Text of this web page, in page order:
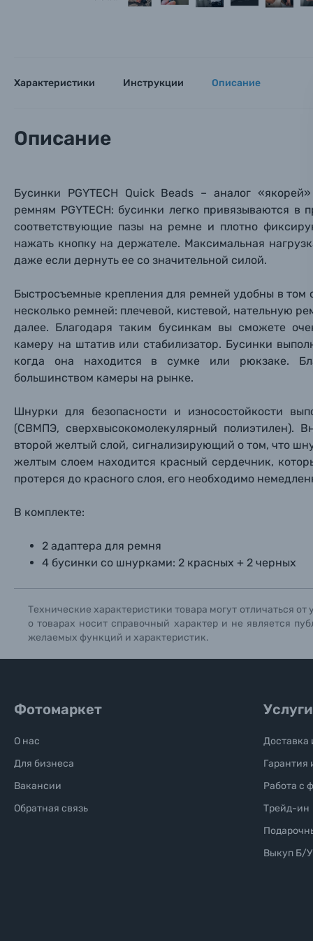
Ваш
Ваш
Видеокамеры
Вспышки для фотоаппаратов
Электроника
Материалы
Фоторамки
Фотоальбомы
Солнцезащитные очки
Б/У фототехника (Комиссионные товары)
Заказ
Вами с
Номер
Характеристики Инструкции Описание
Описание
Бусинки PGYTECH Quick Beads – аналог «якорей
ремням PGYTECH: бусинки легко привязываются в
соответствующие пазы на ремне и плотно
нажать кнопку на держателе. Максимальная
даже если дернуть ее со значительной силой.
Быстросъемные крепления для ремней удобны в том
несколько ремней: плечевой, кистевой, нательную
далее. Благодаря таким бусинкам вы сможете
камеру на штатив или стабилизатор. Бусинки
когда она находится в сумке или рюкзаке.
большинством камеры на рынке.
Шнурки для безопасности и износостойкости
(СВМПЭ, сверхвысокомолекулярный полиэтилен).
второй желтый слой, сигнализирующий о том, что
желтым слоем находится красный сердечник,
протерся до красного слоя, его необходимо
В комплекте:
2 адаптера для ремня
4 бусинки со шнурками: 2 красных + 2 черных
Технические характеристики товара могут отличаться
о товарах носит справочный характер и не является
желаемых функций и характеристик.
Ваш
Фотомаркет
О нас
Для бизнеса
Вакансии
Обратная связь
Услуги
Доставка
Гарантия
Работа с
Трейд-ин
Выкуп Б/